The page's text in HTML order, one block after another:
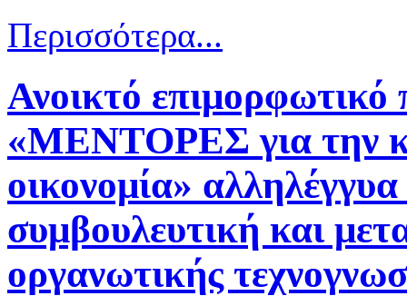
Περισσότερα...
Ανοικτό
«ΜΕΝΤΟΡΕΣ για την
οικονομία» αλληλέγγυα
συμβουλευτική και
οργανωτικής